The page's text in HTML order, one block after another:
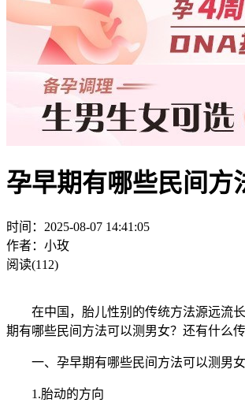
孕早期有哪些民间方
时间：2025-08-07 14:41:05
作者：小玫
阅读(112)
在中国，胎儿性别的传统方法源远流长
期有哪些民间方法可以测男女？还有什么
一、孕早期有哪些民间方法可以测男女
1.胎动的方向